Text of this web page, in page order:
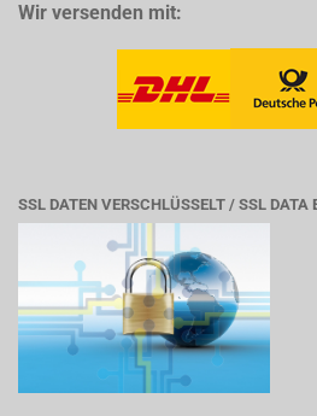
Wir versenden mit:
SSL DATEN VERSCHLÜSSELT / SSL DATA